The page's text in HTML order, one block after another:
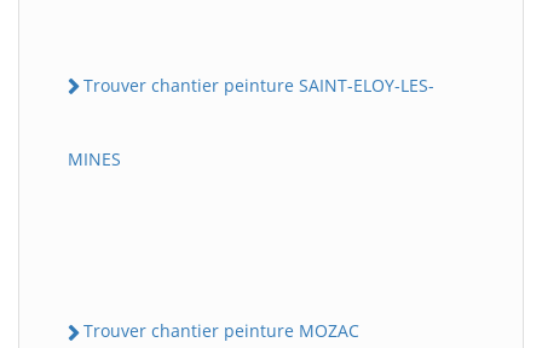
Trouver chantier peinture SAINT-ELOY-LES-
MINES
Trouver chantier peinture MOZAC